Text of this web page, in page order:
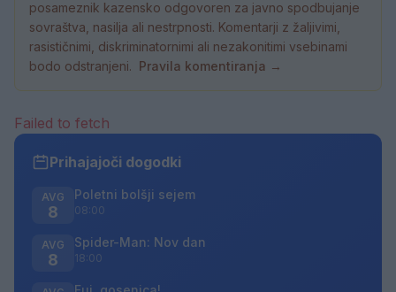
posameznik kazensko odgovoren za javno spodbujanje
sovraštva, nasilja ali nestrpnosti. Komentarji z žaljivimi,
rasističnimi, diskriminatornimi ali nezakonitimi vsebinami
bodo odstranjeni. Pravila komentiranja →
Failed to fetch
Prihajajoči dogodki
AVG
8
Poletni bolšji sejem
08:00
AVG
8
Spider-Man: Nov dan
18:00